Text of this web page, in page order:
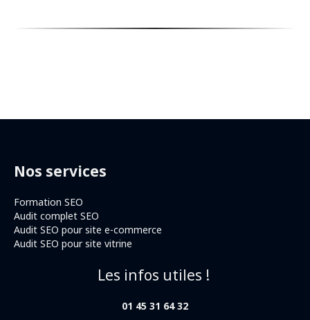
Nos services
Formation SEO
Audit complet SEO
Audit SEO pour site e-commerce
Audit SEO pour site vitrine
Les infos utiles !
01 45 31 64 32